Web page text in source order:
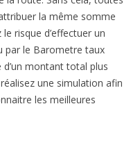
la même somme
risque d’effectuer un
par le Barometre taux
montant total plus
une simulation afin
les meilleures